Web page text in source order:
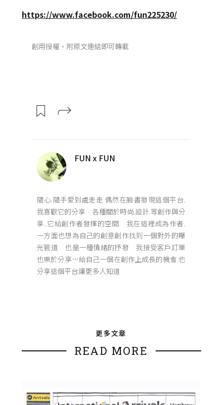
https://www.facebook.com/fun225230/
創用授權，附原文連結即可轉載
FUN x FUN
隨心.隨手愛到處走走 偶然在臉書發現這個平台.
我喜歡它的分享 各種關於時尚.設計.等創作與分
享..它給創作者發揮的空間 我在這裡成為作者.
一方面也想為自己的創意創作找到一個對外的曝
光管道 也是一種情緒的抒發 我接受客戶訂單
也樂於分享…給自己一個在創作上成長的機會.也
分享這個平台讓更多人知道
更多文章
READ MORE